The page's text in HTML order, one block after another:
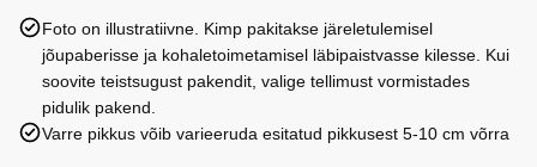
Foto on illustratiivne. Kimp pakitakse järeletulemisel
jõupaberisse ja kohaletoimetamisel läbipaistvasse kilesse. Kui
soovite teistsugust pakendit, valige tellimust vormistades
pidulik pakend.
Varre pikkus võib varieeruda esitatud pikkusest 5-10 cm võrra